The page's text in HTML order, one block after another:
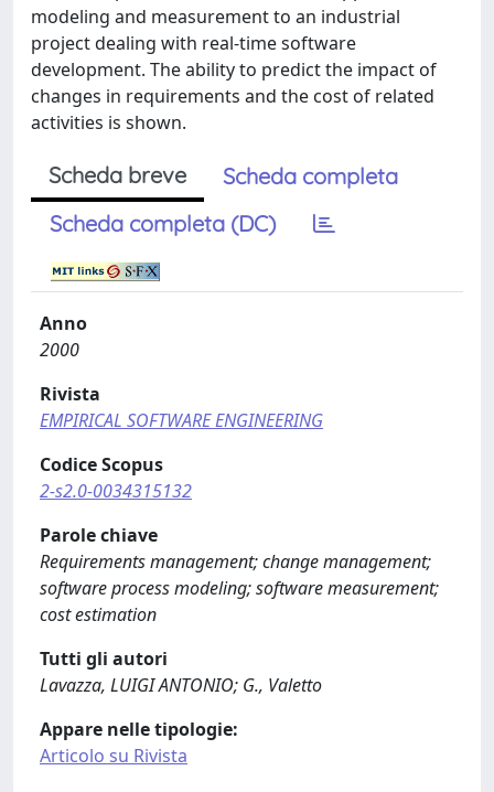
modeling and measurement to an industrial
project dealing with real-time software
development. The ability to predict the impact of
changes in requirements and the cost of related
activities is shown.
Scheda breve
Scheda completa
Scheda completa (DC)
Anno
2000
Rivista
EMPIRICAL SOFTWARE ENGINEERING
Codice Scopus
2-s2.0-0034315132
Parole chiave
Requirements management; change management;
software process modeling; software measurement;
cost estimation
Tutti gli autori
Lavazza, LUIGI ANTONIO; G., Valetto
Appare nelle tipologie:
Articolo su Rivista